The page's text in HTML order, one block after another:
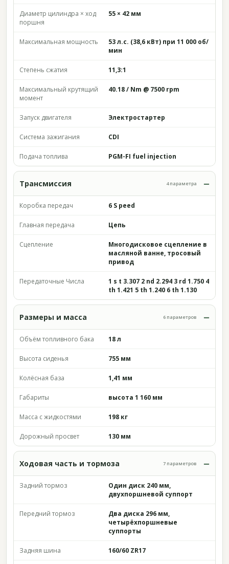
Диаметр цилиндра × ход
поршня
55 × 42 мм
Максимальная мощность
53 л.с. (38,6 кВт) при 11 000 об/
мин
Степень сжатия 11,3:1
Максимальный крутящий
момент
40.18 / Nm @ 7500 rpm
Запуск двигателя Электростартер
Система зажигания CDI
Подача топлива PGM-FI fuel injection
Трансмиссия 4 параметра
Коробка передач 6 S peed
Главная передача Цепь
Сцепление
Многодисковое сцепление в
масляной ванне, тросовый
привод
Передаточные Числа
1 s t 3.307 2 nd 2.294 3 rd 1.750 4
th 1.421 5 th 1.240 6 th 1.130
Размеры и масса 6 параметров
Объём топливного бака 18 л
Высота сиденья 755 мм
Колёсная база 1,41 мм
Габариты высота 1 160 мм
Масса с жидкостями 198 кг
Дорожный просвет 130 мм
Ходовая часть и тормоза 7 параметров
Задний тормоз
Один диск 240 мм,
двухпоршневой суппорт
Передний тормоз
Два диска 296 мм,
четырёхпоршневые
суппорты
Задняя шина 160/60 ZR17